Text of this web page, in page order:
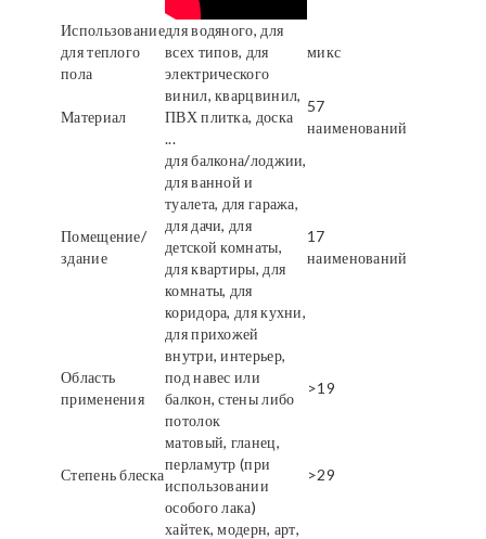
Использование
для теплого
пола
для водяного, для
всех типов, для
электрического
микс
Материал
винил, кварцвинил,
ПВХ плитка, доска
...
57
наименований
Помещение/
здание
для балкона/лоджии,
для ванной и
туалета, для гаража,
для дачи, для
детской комнаты,
для квартиры, для
комнаты, для
коридора, для кухни,
для прихожей
17
наименований
Область
применения
внутри, интерьер,
под навес или
балкон, стены либо
потолок
>19
Степень блеска
матовый, гланец,
перламутр (при
использовании
особого лака)
>29
хайтек, модерн, арт,